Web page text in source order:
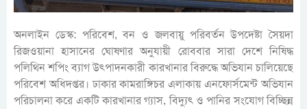
অনলাইন ডেস্ক: পরিবেশ, বন ও জলবায়ু পরিবর্তন উপদেষ্টা সৈয়দা
রিজওয়ানা হাসানের ঘোষণার অনুযায়ী রোববার সারা দেশে নিষিদ্ধ
পলিথিন শপিং ব্যাগ উৎপাদনকারী কারখানার বিরুদ্ধে অভিযান চালিয়েছে
পরিবেশ অধিদপ্তর। ঢাকার কামরাঙ্গিচর এলাকায় এনফোর্সমেন্ট অভিযান
পরিচালনা করে একটি কারখানার গ্যাস, বিদ্যুৎ ও পানির সংযোগ বিচ্ছিন্ন